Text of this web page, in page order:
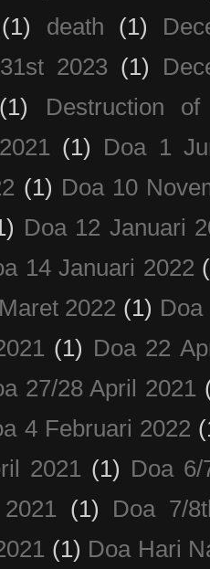
(1) death (1)
2023 (1)
(1)
Destruction
(1)
Doa 1
(1) Doa 10
Doa 12 Januari
14 Januari 2022
2022 (1) Doa
(1) Doa 22
27/28 April 2021
4 Februari 2022
2021
(1) Doa
(1)
Doa 7/
(1) Doa Hari